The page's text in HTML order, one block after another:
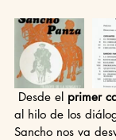
Desde el primer
al hilo de los
Sancho nos va